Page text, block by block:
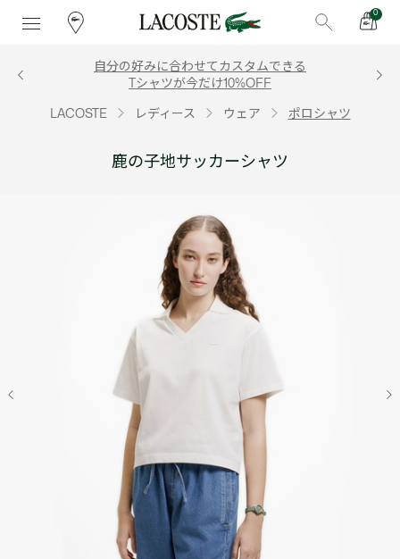
0
自分の好みに合わせてカスタムできる
Tシャツが今だけ10%OFF
LACOSTE レディース ウェア ポロシャツ
鹿の子地サッカーシャツ